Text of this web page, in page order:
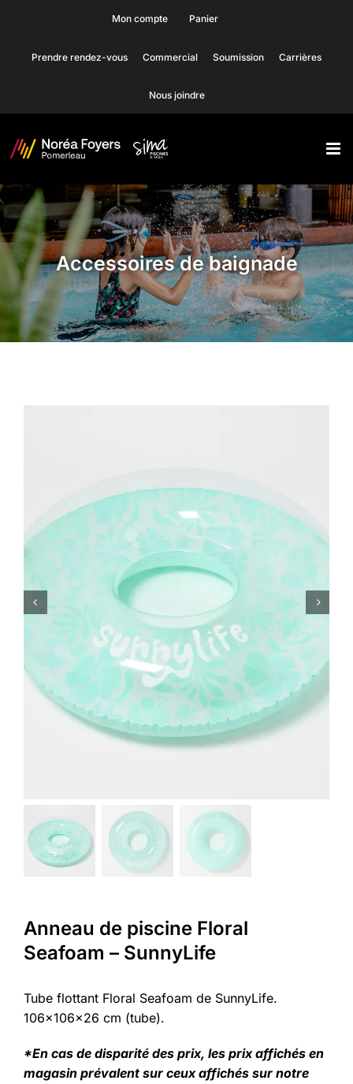
content
Mon compte Panier
Prendre rendez-vous Commercial Soumission Carrières
Nous joindre
Accessoires de baignade
Anneau de piscine Floral
Seafoam – SunnyLife
Tube flottant Floral Seafoam de SunnyLife.
106x106x26 cm (tube).
*En cas de disparité des prix, les prix affichés en
magasin prévalent sur ceux affichés sur notre